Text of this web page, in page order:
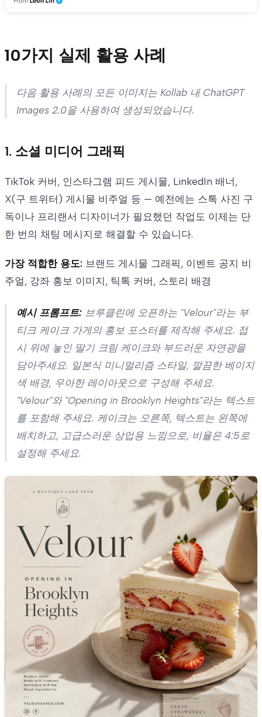
10가지 실제 활용 사례
다음 활용 사례의 모든 이미지는 Kollab 내 ChatGPT
Images 2.0을 사용하여 생성되었습니다.
1. 소셜 미디어 그래픽
TikTok 커버, 인스타그램 피드 게시물, LinkedIn 배너,
X(구 트위터) 게시물 비주얼 등 — 예전에는 스톡 사진 구
독이나 프리랜서 디자이너가 필요했던 작업도 이제는 단
한 번의 채팅 메시지로 해결할 수 있습니다.
가장 적합한 용도: 브랜드 게시물 그래픽, 이벤트 공지 비
주얼, 강좌 홍보 이미지, 틱톡 커버, 스토리 배경
예시 프롬프트: 브루클린에 오픈하는 "Velour"라는 부
티크 케이크 가게의 홍보 포스터를 제작해 주세요. 접
시 위에 놓인 딸기 크림 케이크와 부드러운 자연광을
담아주세요. 일본식 미니멀리즘 스타일, 깔끔한 베이지
색 배경, 우아한 레이아웃으로 구성해 주세요.
"Velour"와 "Opening in Brooklyn Heights"라는 텍스트
를 포함해 주세요. 케이크는 오른쪽, 텍스트는 왼쪽에
배치하고, 고급스러운 상업용 느낌으로, 비율은 4:5로
설정해 주세요.